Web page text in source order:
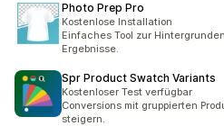
Photo Prep Pro
Kostenlose Installation
Einfaches Tool zur
Ergebnisse.
Spr Product Swatch Variants
Kostenloser Test verfügbar
Conversions mit gruppierten
steigern.